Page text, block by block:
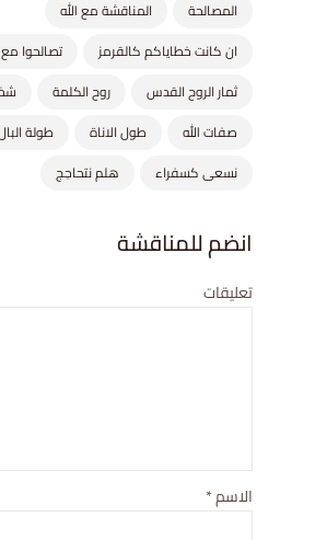
المصالحة
المناقشة مع الله
ان كانت خطاياكم كالقرمز
تصالحوا مع
ثمار الروح القدس
روح الكلمة
صفات الله
طول الاناة
طولة
نسعى كسفراء
هلم نتحاجج
انضم للمناقشة
تعليقات
الاسم*